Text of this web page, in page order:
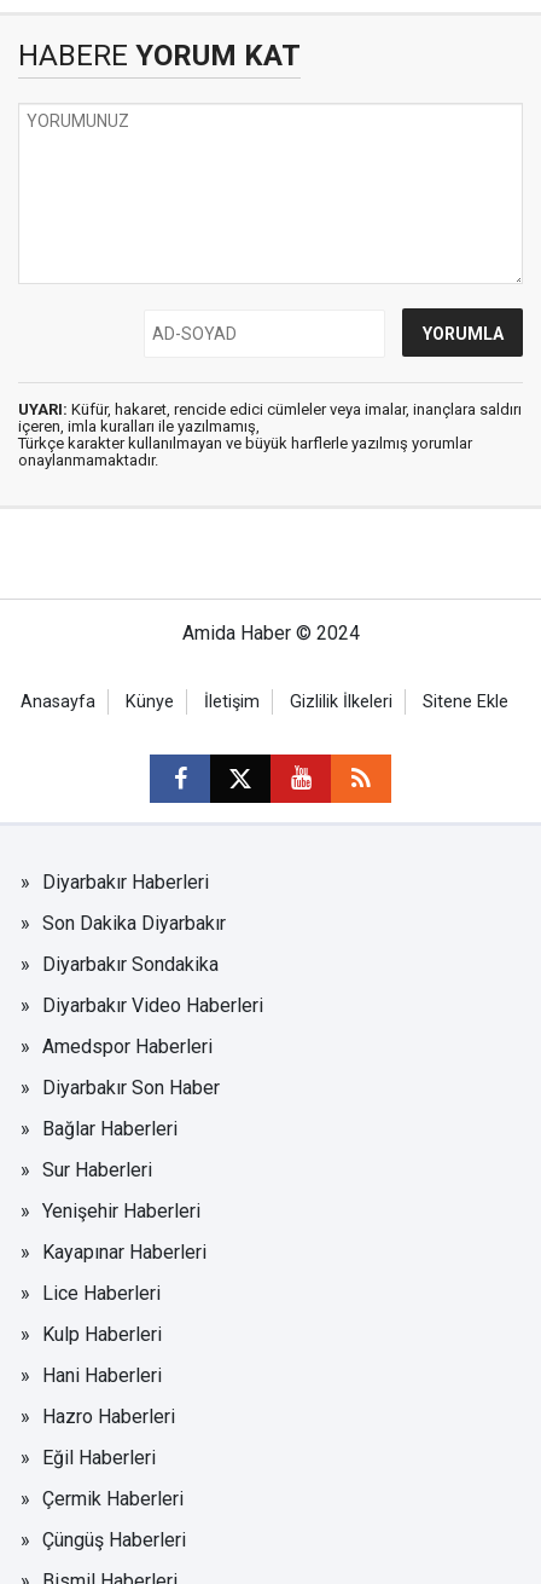
HABERE YORUM KAT
UYARI: Küfür, hakaret, rencide edici cümleler veya imalar, inançlara saldırı
içeren, imla kuralları ile yazılmamış,
Türkçe karakter kullanılmayan ve büyük harflerle yazılmış yorumlar
onaylanmamaktadır.
Amida Haber © 2024
Anasayfa Künye İletişim Gizlilik İlkeleri Sitene Ekle
Diyarbakır Haberleri
Son Dakika Diyarbakır
Diyarbakır Sondakika
Diyarbakır Video Haberleri
Amedspor Haberleri
Diyarbakır Son Haber
Bağlar Haberleri
Sur Haberleri
Yenişehir Haberleri
Kayapınar Haberleri
Lice Haberleri
Kulp Haberleri
Hani Haberleri
Hazro Haberleri
Eğil Haberleri
Çermik Haberleri
Çüngüş Haberleri